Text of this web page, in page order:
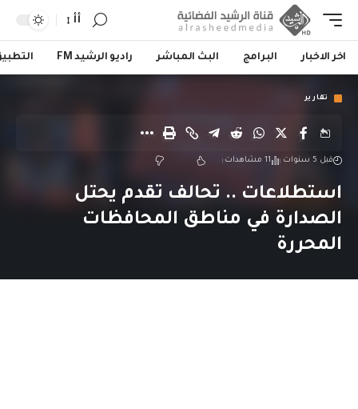
أأ
اخر الاخبار البرامج البث المباشر راديو الرشيد FM
تقارير
قبل 5 سنوات 11 مشاهدات
استطلاعات .. تحالف تقدم يحتل
الصدارة في مناطق المحافظات
المحررة